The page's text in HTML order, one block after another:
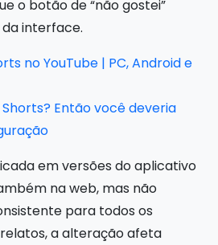
o botão de “não gostei”
interface.
no YouTube | PC, Android e
Então você deveria
em versões do aplicativo
na web, mas não
para todos os
relatos, a alteração afeta